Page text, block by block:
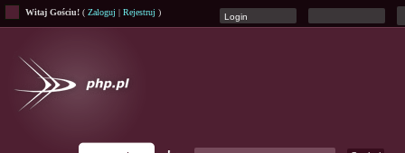
Witaj Gościu! ( Zaloguj | Rejestruj )